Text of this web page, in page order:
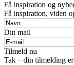
Få inspiration og
Få inspiration, viden
Din mail
Tilmeld nu
Tak – din tilmelding